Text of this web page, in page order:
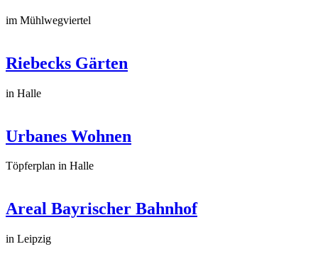
im Mühlwegviertel
Riebecks Gärten
in Halle
Urbanes Wohnen
Töpferplan in Halle
Areal Bayrischer Bahnhof
in Leipzig